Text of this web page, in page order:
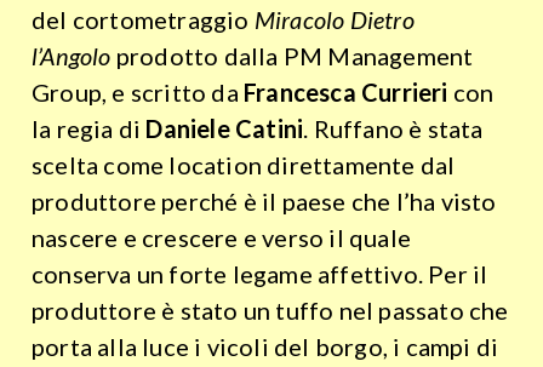
del cortometraggio Miracolo Dietro
l’Angolo prodotto dalla PM Management
Group, e scritto da Francesca Currieri con
la regia di Daniele Catini. Ruffano è stata
scelta come location direttamente dal
produttore perché è il paese che l’ha visto
nascere e crescere e verso il quale
conserva un forte legame affettivo. Per il
produttore è stato un tuffo nel passato che
porta alla luce i vicoli del borgo, i campi di